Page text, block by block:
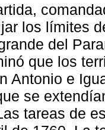
los límites
del
que los
Antonio e
se
tareas de